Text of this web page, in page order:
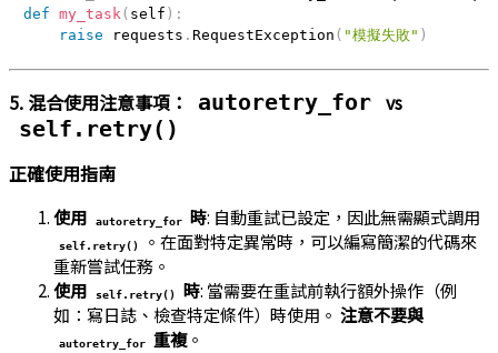
def my_task( self ) :
raise requests . RequestException ( "模擬失敗" )
5. 混合使用注意事項： autoretry_for vs
self.retry()
正確使用指南
使用 autoretry_for 時: 自動重試已設定，因此無需顯式調用
self.retry()
。在面對特定異常時，可以編寫簡潔的代碼來
重新嘗試任務。
使用
self.retry() 時: 當需要在重試前執行額外操作（例
如：寫日誌、檢查特定條件）時使用。 注意不要與
autoretry_for 重複。